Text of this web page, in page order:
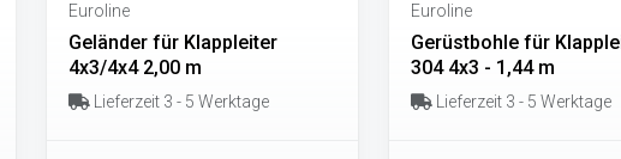
Euroline
Geländer für Klappleiter
4x3/4x4 2,00 m
Lieferzeit 3 - 5 Werktage
Euroline
Gerüstbohle für
304 4x3 - 1,44 m
Lieferzeit 3 - 5 Werktage